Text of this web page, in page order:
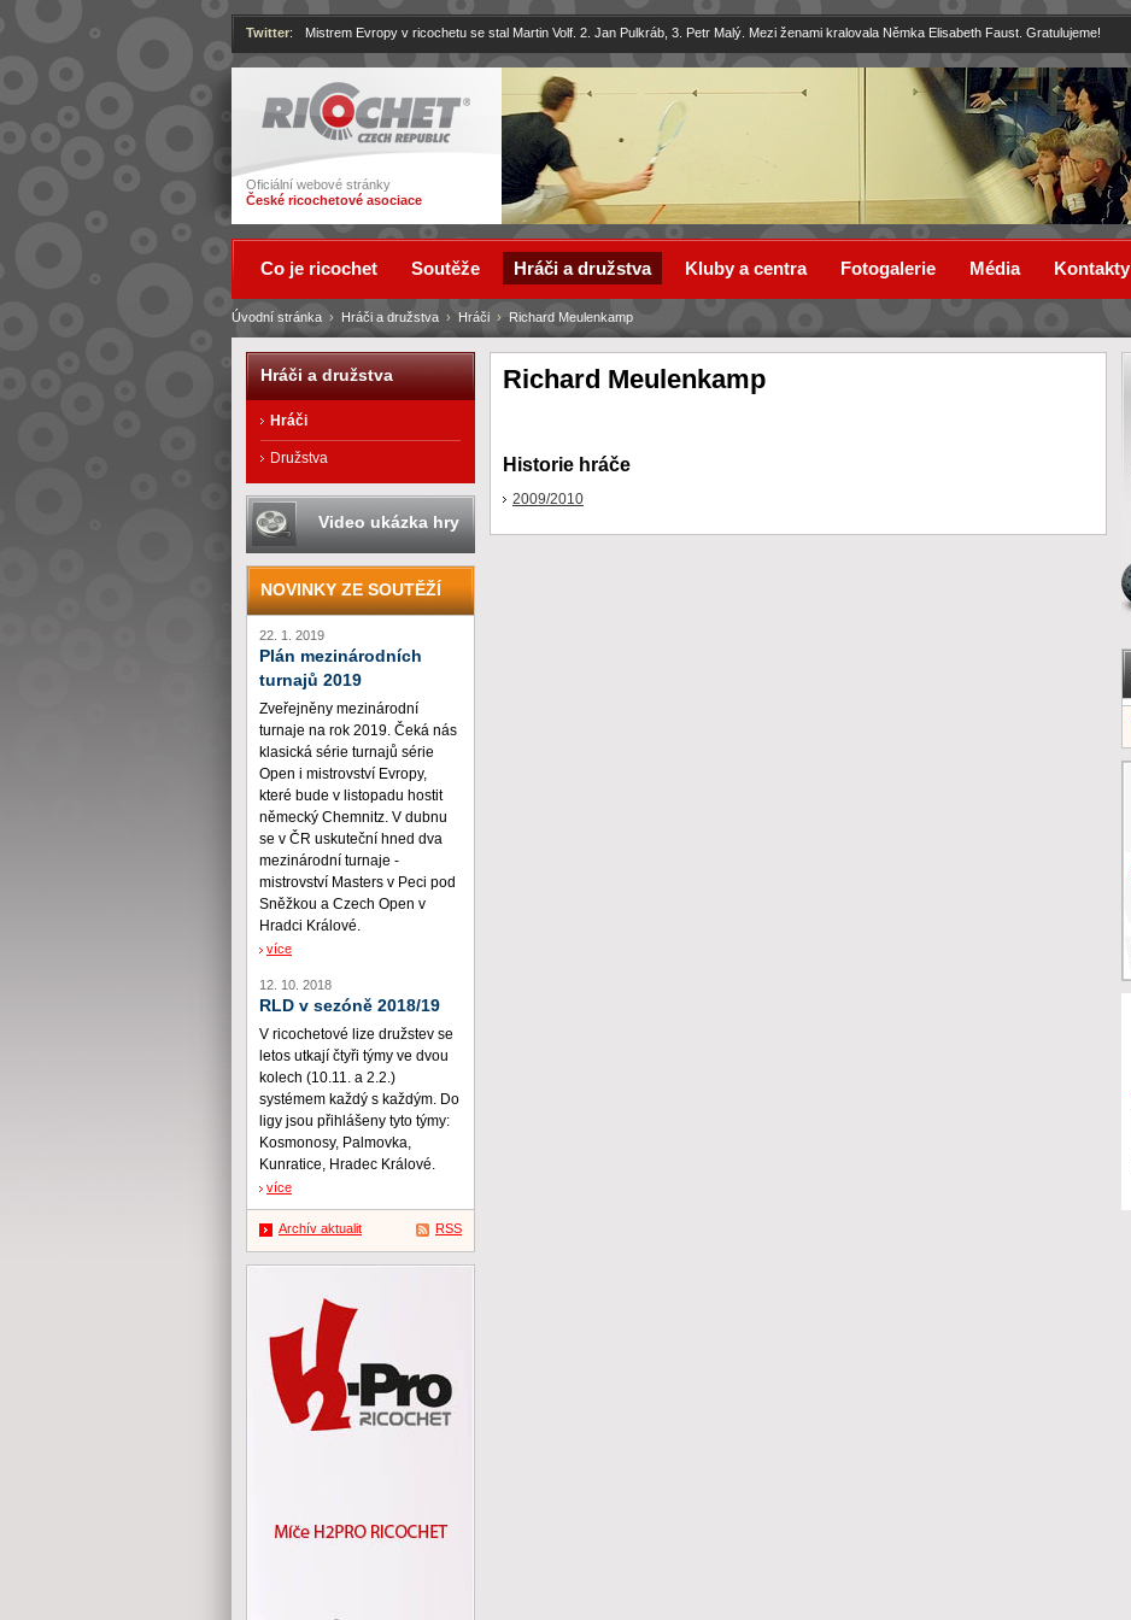
Ricochet
Oficiální webové stránky
České ricochetové asociace
Twitter: Mistrem Evropy v ricochetu se stal Martin Volf. 2. Jan Pulkráb, 3. Petr Malý. Mezi ženami kralovala Němka Elisabeth Faust. Gratulujeme!
Richard Meulenkamp
Historie hráče
2009/2010
Úvodní stránka › Hráči a družstva › Hráči › Richard Meulenkamp
Co je ricochet Soutěže Hráči a družstva Kluby a centra Fotogalerie Média Kontakty
Hráči a družstva
Hráči
Družstva
Video ukázka hry
NOVINKY ZE SOUTĚŽÍ
22. 1. 2019
Plán mezinárodních
turnajů 2019
Zveřejněny mezinárodní
turnaje na rok 2019. Čeká nás
klasická série turnajů série
Open i mistrovství Evropy,
které bude v listopadu hostit
německý Chemnitz. V dubnu
se v ČR uskuteční hned dva
mezinárodní turnaje -
mistrovství Masters v Peci pod
Sněžkou a Czech Open v
Hradci Králové.
více
12. 10. 2018
RLD v sezóně 2018/19
V ricochetové lize družstev se
letos utkají čtyři týmy ve dvou
kolech (10.11. a 2.2.)
systémem každý s každým. Do
ligy jsou přihlášeny tyto týmy:
Kosmonosy, Palmovka,
Kunratice, Hradec Králové.
více
Archív aktualit RSS